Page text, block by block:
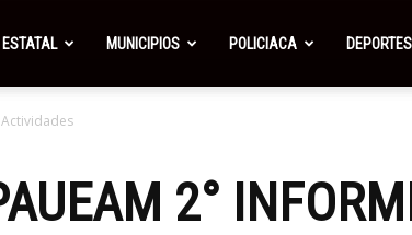
ESTATAL MUNICIPIOS POLICIACA DEPORTES
2°